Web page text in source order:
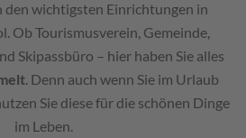
den wichtigsten Einrichtungen in
Ob Tourismusverein, Gemeinde,
Skipassbüro – hier haben Sie alles
. Denn auch wenn Sie im Urlaub
Sie diese für die schönen Dinge
im Leben.